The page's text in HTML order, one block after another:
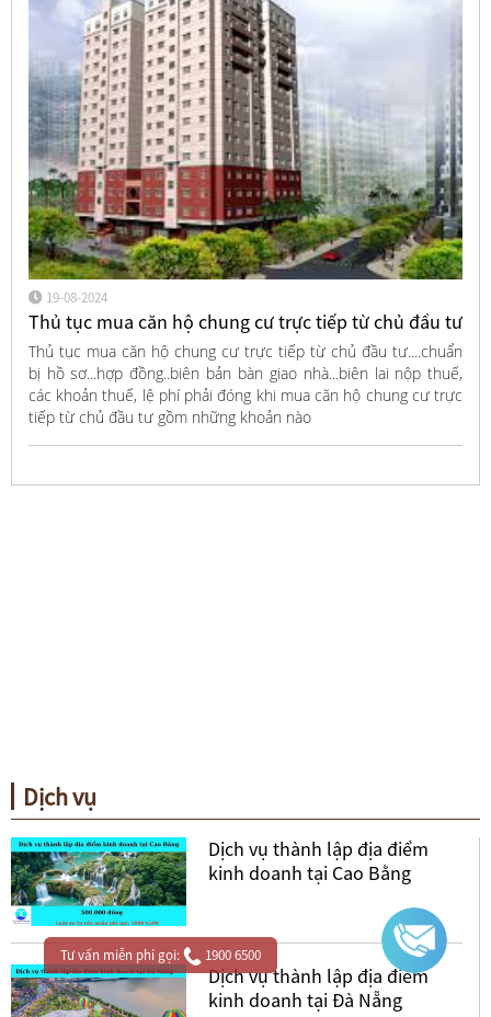
19-08-2024
Thủ tục mua căn hộ chung cư trực tiếp từ chủ đầu tư
Thủ tục mua căn hộ chung cư trực tiếp từ chủ đầu tư....chuẩn
bị hồ sơ...hợp đồng..biên bản bàn giao nhà...biên lai nộp thuế,
các khoản thuế, lệ phí phải đóng khi mua căn hộ chung cư trực
tiếp từ chủ đầu tư gồm những khoản nào
Dịch vụ
Dịch vụ thành lập địa điểm
kinh doanh tại Cao Bằng
Dịch vụ thành lập địa điểm
kinh doanh tại Đà Nẵng
Tư vấn miễn phí gọi: 1900 6500